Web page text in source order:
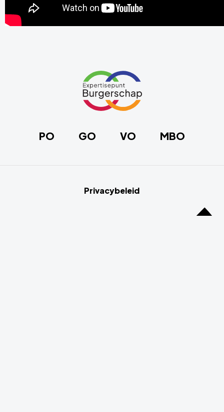
PO GO VO MBO
Privacybeleid